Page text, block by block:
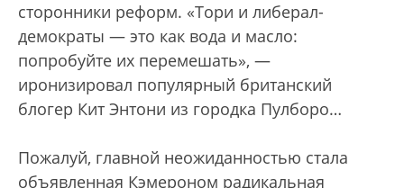
сторонники реформ. «Тори и либерал-
демократы — это как вода и масло:
попробуйте их перемешать», —
иронизировал популярный британский
блогер Кит Энтони из городка Пулборо…
Пожалуй, главной неожиданностью стала
объявленная Кэмероном радикальная